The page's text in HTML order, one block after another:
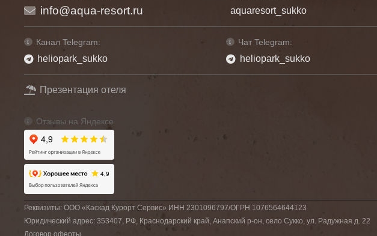
info@aqua-resort.ru aquaresort_sukko
Канал Telegram:
heliopark_sukko
Чат Telegram:
heliopark_sukko
Презентация отеля
Отзывы на Яндексе
Реквизиты: ООО «Каскад Курорт Сервис» ИНН 2301096797/ОГРН 1076564644123
Юридический адрес: 353407, РФ, Краснодарский край, Анапский р-он, село Сукко, ул. Радужная д. 22